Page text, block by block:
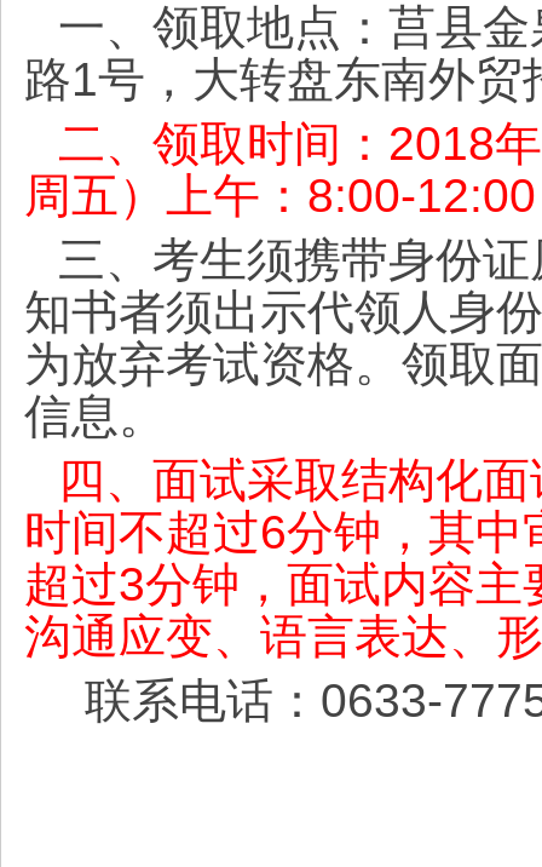
一、领取地点：莒县
路1号，大转盘东南外
二、领取时间： 2018
周五）上午：8:00-
三、考生须携带身份
知书者须出示代领人身
为放弃考试资格。领取
信息。
四、面试采取结构化
时间不超过6分钟，其中
超过3分钟，面试内容
沟通应变、语言表达、
联系电话：0633-